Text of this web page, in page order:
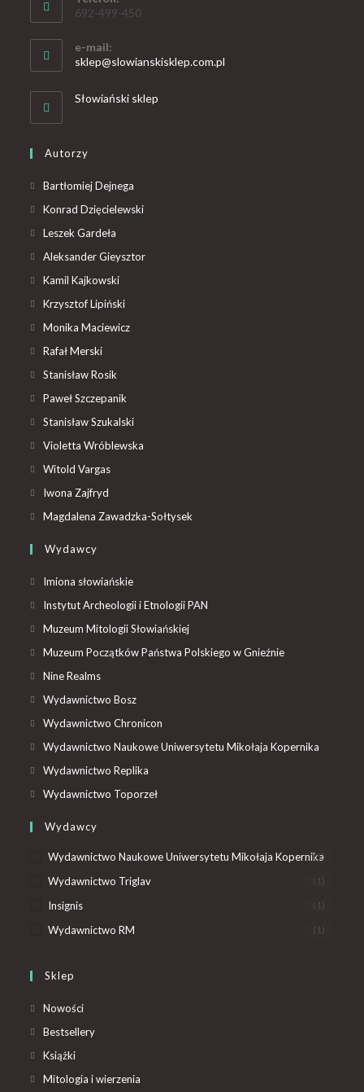
692-499-450
e-mail:
sklep@slowianskisklep.com.pl
Słowiański sklep
Autorzy
Bartłomiej Dejnega
Konrad Dzięcielewski
Leszek Gardeła
Aleksander Gieysztor
Kamil Kajkowski
Krzysztof Lipiński
Monika Maciewicz
Rafał Merski
Stanisław Rosik
Paweł Szczepanik
Stanisław Szukalski
Violetta Wróblewska
Witold Vargas
Iwona Zajfryd
Magdalena Zawadzka-Sołtysek
Wydawcy
Imiona słowiańskie
Instytut Archeologii i Etnologii PAN
Muzeum Mitologii Słowiańskiej
Muzeum Początków Państwa Polskiego w Gnieźnie
Nine Realms
Wydawnictwo Bosz
Wydawnictwo Chronicon
Wydawnictwo Naukowe Uniwersytetu Mikołaja Kopernika
Wydawnictwo Replika
Wydawnictwo Toporzeł
Wydawcy
Wydawnictwo Naukowe Uniwersytetu Mikołaja Kopernika
(1)
Wydawnictwo Triglav (1)
Insignis (1)
Wydawnictwo RM (1)
Sklep
Nowości
Bestsellery
Książki
Mitologia i wierzenia